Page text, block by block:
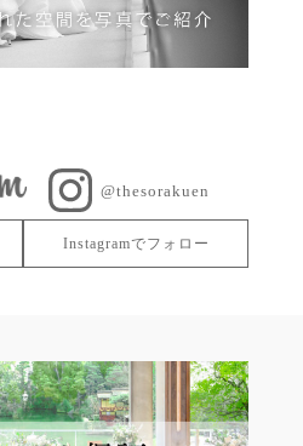
@thesorakuen
Instagramでフォロー